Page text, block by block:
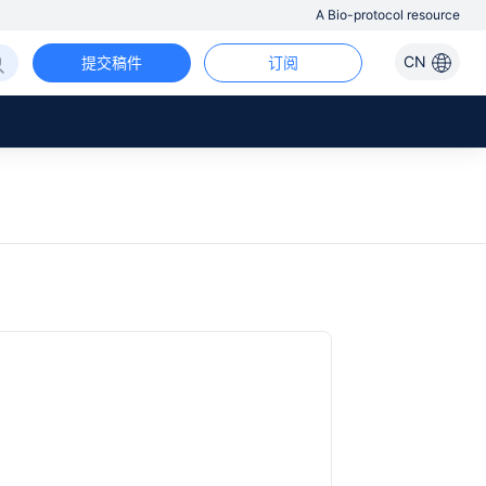
A Bio-protocol resource
CN
订阅
提交稿件